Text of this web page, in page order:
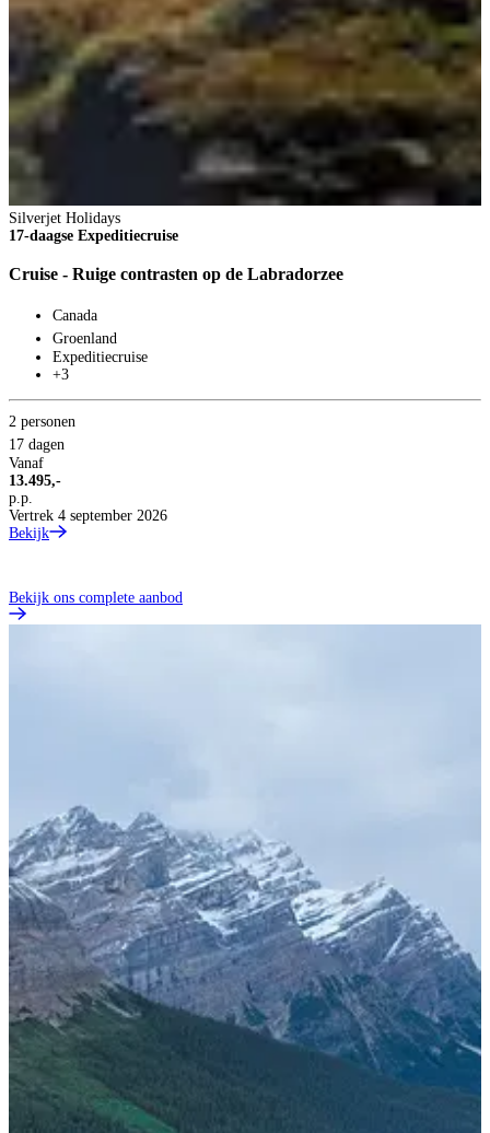
Silverjet Holidays
17-daagse Expeditiecruise
Cruise - Ruige contrasten op de Labradorzee
Canada
Groenland
Expeditiecruise
+3
2 personen
17 dagen
Vanaf
13.495,-
p.p.
Vertrek 4 september 2026
Bekijk
Bekijk ons complete aanbod